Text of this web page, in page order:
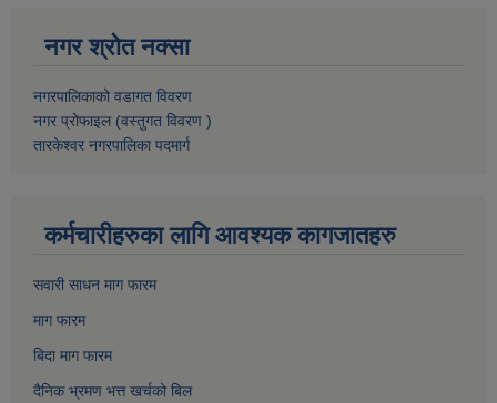
नगर श्रोत नक्सा
नगरपालिकाको वडागत विवरण
नगर प्रोफाइल (वस्तुगत विवरण )
तारकेश्वर नगरपालिका पदमार्ग
कर्मचारीहरुका लागि आवश्यक कागजातहरु
सवारी साधन माग फारम
माग फारम
बिदा माग फारम
दैनिक भ्रमण भत्त खर्चको बिल